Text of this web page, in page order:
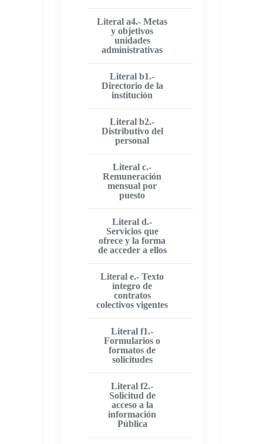
Literal a4.- Metas
y objetivos
unidades
administrativas
Literal b1.-
Directorio de la
institución
Literal b2.-
Distributivo del
personal
Literal c.-
Remuneración
mensual por
puesto
Literal d.-
Servicios que
ofrece y la forma
de acceder a ellos
Literal e.- Texto
íntegro de
contratos
colectivos vigentes
Literal f1.-
Formularios o
formatos de
solicitudes
Literal f2.-
Solicitud de
acceso a la
información
Pública